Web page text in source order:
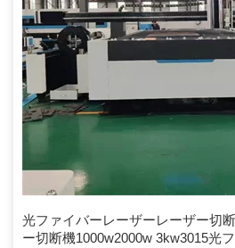
光ファイバーレーザーレーザー切
ー切断機1000w2000w 3kw3015光